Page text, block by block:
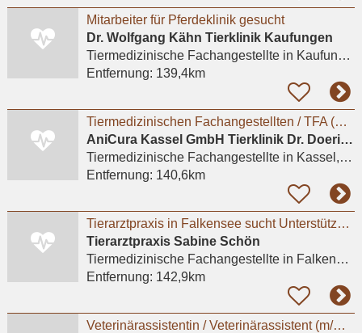
Mitarbeiter für Pferdeklinik gesucht
Dr. Wolfgang Kähn Tierklinik Kaufungen
Tiermedizinische Fachangestelltein Kaufungen, Niederkaufungen
Entfernung: 139,4km
Tiermedizinischen Fachangestellten / TFA (m/w/d)
AniCura Kassel GmbH Tierklinik Dr. Doering & Partner
Tiermedizinische Fachangestelltein Kassel, Bettenhausen
Entfernung: 140,6km
Tierarztpraxis in Falkensee sucht Unterstützung
Tierarztpraxis Sabine Schön
Tiermedizinische Fachangestelltein Falkensee
Entfernung: 142,9km
Veterinärassistentin / Veterinärassistent (m/w/d)